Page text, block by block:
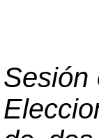
Sesión